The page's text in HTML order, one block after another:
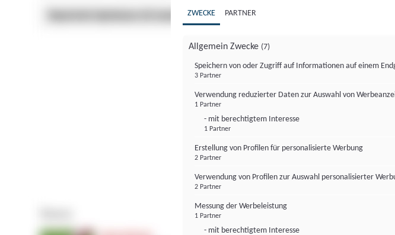
ZWECKE PARTNER
Allgemein Zwecke (7)
Speichern von oder Zugriff auf Informationen auf einem
3 Partner
Verwendung reduzierter Daten zur Auswahl von
1 Partner
- mit berechtigtem Interesse
1 Partner
Erstellung von Profilen für personalisierte Werbung
2 Partner
Verwendung von Profilen zur Auswahl personalisierter
2 Partner
Messung der Werbeleistung
1 Partner
- mit berechtigtem Interesse